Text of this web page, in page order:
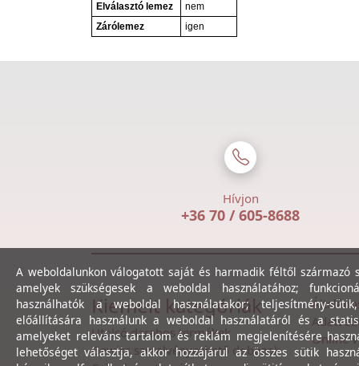
Elválasztó lemez
nem
Zárólemez
igen
Hívjon
+36 70 / 605-8688
Kiemelt kategóriák
Utolsó darabos termékek
Gewiss szerelvényezhető dobozok
Online
A weboldalunkon válogatott saját és harmadik féltől származó
amelyek szükségesek a weboldal használatához;
használhatók a weboldal használatakor; teljesítmény-
előállítására használunk a weboldal használatáról és a
amelyeket releváns tartalom és reklám megjelenítésére
lehetőséget választja, akkor hozzájárul az összes sütik